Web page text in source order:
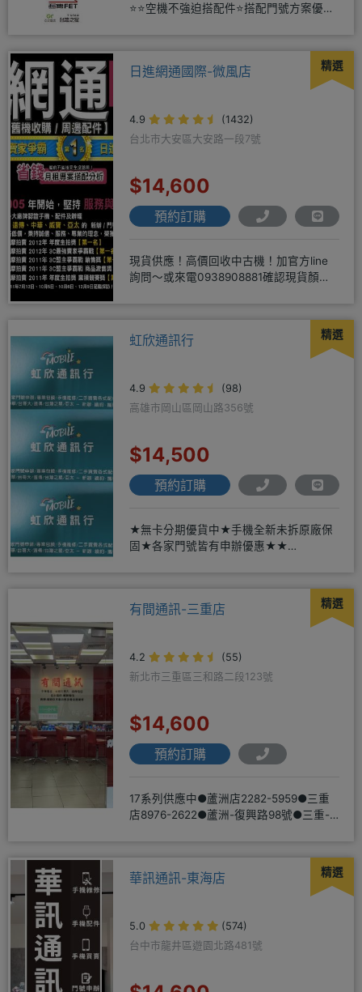
⭐⭐空機不強迫搭配件⭐搭配門號方案優惠
精選
日進網通國際-微風店
4.9
(1432)
台北市大安區大安路一段7號
$14,600
預約訂購
現貨供應！高價回收中古機！加官方line
詢問～或來電0938908881確認現貨顏色
精選
虹欣通訊行
4.9
(98)
高雄市岡山區岡山路356號
$14,500
預約訂購
★無卡分期優貨中★手機全新未拆原廠保
固★各家門號皆有申辦優惠★★
精選
有間通訊-三重店
4.2
(55)
新北市三重區三和路二段123號
$14,600
預約訂購
17系列供應中●蘆洲店2282-5959●三重
店8976-2622●蘆洲-復興路98號●三重-
精選
華訊通訊-東海店
5.0
(574)
台中市龍井區遊園北路481號